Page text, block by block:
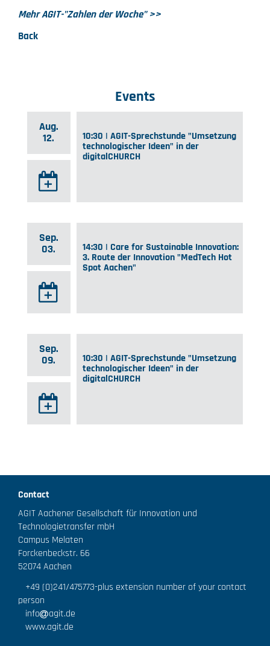
Mehr AGIT-"Zahlen der Woche" >>
Back
Events
Aug.
12.
10:30 | AGIT-Sprechstunde "Umsetzung
technologischer Ideen" in der
digitalCHURCH
Sep.
03.
14:30 | Care for Sustainable Innovation:
3. Route der Innovation "MedTech Hot
Spot Aachen"
Sep.
09.
10:30 | AGIT-Sprechstunde "Umsetzung
technologischer Ideen" in der
digitalCHURCH
Contact
AGIT Aachener Gesellschaft für Innovation und
Technologietransfer mbH
Campus Melaten
Forckenbeckstr. 66
52074 Aachen
+49 (0)241/475773-plus extension number of your contact
person
info
agit.de
www.agit.de